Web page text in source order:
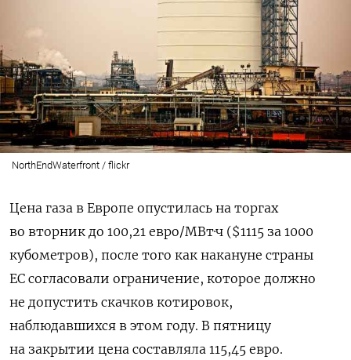
NorthEndWaterfront / flickr
Цена газа в Европе опустилась на торгах
во вторник до 100,21 евро/МВт·ч ($1115 за 1000
кубометров), после того как накануне страны
ЕС согласовали ограничение, которое должно
не допустить скачков котировок,
наблюдавшихся в этом году. В пятницу
на закрытии цена составляла 115,45 евро.